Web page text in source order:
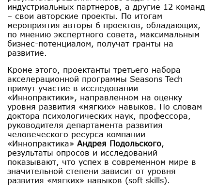
индустриальных партнеров, а другие 12 команд
– свои авторские проекты. По итогам
мероприятия авторы 6 проектов, обладающих,
по мнению экспертного совета, максимальным
бизнес-потенциалом, получат гранты на
развитие.
Кроме этого, проектанты третьего набора
акселерационной программы Seasons Tech
примут участие в исследовании
«Иннопрактики», направленном на оценку
уровня развития «мягких» навыков. По словам
доктора психологических наук, профессора,
руководителя департамента развития
человеческого ресурса компании
«Иннопрактика» Андрея Подольского,
результаты опросов и исследований
показывают, что успех в современном мире в
значительной степени зависит от уровня
развития «мягких» навыков (soft skills).